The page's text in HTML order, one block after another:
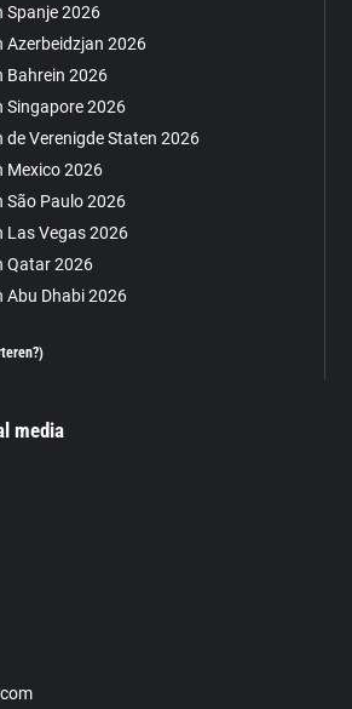
Spanje 2026
Azerbeidzjan 2026
Bahrein 2026
Singapore 2026
de Verenigde Staten 2026
Mexico 2026
São Paulo 2026
Las Vegas 2026
Qatar 2026
Abu Dhabi 2026
media